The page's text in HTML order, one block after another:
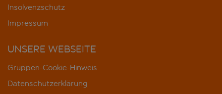
Insolvenzschutz
Impressum
UNSERE WEBSEITE
Gruppen-Cookie-Hinweis
Datenschutzerklärung